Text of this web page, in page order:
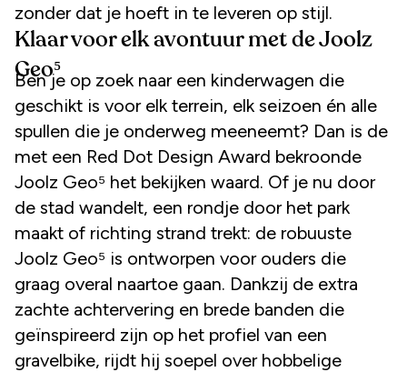
zonder dat je hoeft in te leveren op stijl.
Klaar voor elk avontuur met de Joolz
Geo⁵
Ben je op zoek naar een kinderwagen die
geschikt is voor elk terrein, elk seizoen én alle
spullen die je onderweg meeneemt? Dan is de
met een Red Dot Design Award bekroonde
Joolz Geo⁵ het bekijken waard. Of je nu door
de stad wandelt, een rondje door het park
maakt of richting strand trekt: de robuuste
Joolz Geo⁵ is ontworpen voor ouders die
graag overal naartoe gaan. Dankzij de extra
zachte achtervering en brede banden die
geïnspireerd zijn op het profiel van een
gravelbike, rijdt hij soepel over hobbelige